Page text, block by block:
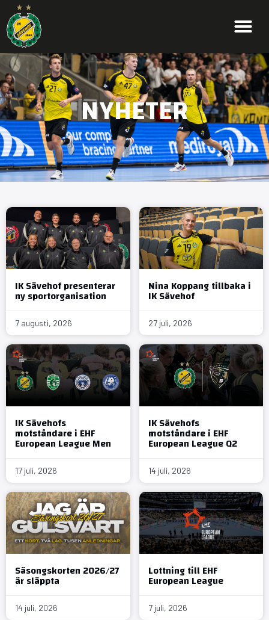
NYHETER
IK Sävehof presenterar
ny sportorganisation
7 augusti, 2026
Nina Koppang tillbaka i
IK Sävehof
27 juli, 2026
IK Sävehofs
motståndare i EHF
European League Men
17 juli, 2026
IK Sävehofs
motståndare i EHF
European League Q2
14 juli, 2026
Säsongskorten 2026/27
är släppta
14 juli, 2026
Lottning till EHF
European League
7 juli, 2026